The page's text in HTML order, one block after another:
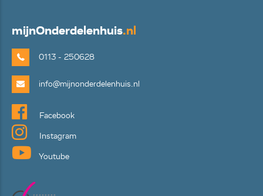
mijnOnderdelenhuis.nl
0113 - 250628
info@mijnonderdelenhuis.nl
Facebook
Instagram
Youtube